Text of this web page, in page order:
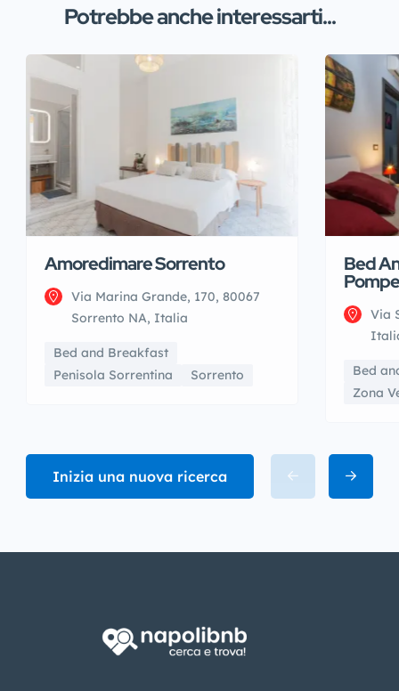
Potrebbe anche interessarti...
Amoredimare Sorrento
Via Marina Grande, 170, 80067
Sorrento NA, Italia
Bed and Breakfast
Penisola Sorrentina
Sorrento
Bed
Via
Bed
Zona
Inizia una nuova ricerca